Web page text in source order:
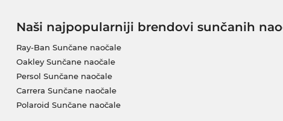
Naši najpopularniji brendovi sunčanih
Ray-Ban Sunčane naočale
Oakley Sunčane naočale
Persol Sunčane naočale
Carrera Sunčane naočale
Polaroid Sunčane naočale